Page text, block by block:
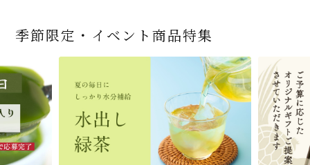
宇治抹茶だいふく 和
三盆仕立て 6個入
2,592 (税込)
お茶屋の京都 宇治抹
1,743 (税込)
宇治抹茶 濃チーズケ
ーキ 『抹茶まる』 1セ
ット6個入
3,240 (税込)
商品一覧はこちら
桜茶（さくら茶）28ｇ
（7人前後） ＊神奈川
県小田原市の八重桜
です
454 (税込)
『釜炒りむぎ茶』 10g
324 (税込)
緑茶ティーパック（セ
ンパックシリーズ） 5g
×50袋
864 (税込)
商品一覧はこちら
宇治抹茶そば3袋・そ
ばつゆ6袋（6人前）セ
ット 化粧箱（カート
ン/ギフトボックス）
3,032 (税込)
【送料込み】宇治抹茶
そば160ｇ×2袋（4人
前）＋特撰そばつゆ4
個（ポスト便）
2,028 (税込)
宇治抹茶そば２袋・そ
ばつゆ４袋（４人前）
竹かごセット
2,278 (税込)
商品一覧はこちら
老舗茶舗の宇治抹茶
かすていらと宇治冠煎
茶の詰合せ
4,112 (税込)
宇治抹茶焼き菓子詰
4,511 (税込)
老舗茶舗のひやひやス
イーツセット 3種6個
3,356 (税込)
商品一覧はこちら
茶道具 帛紗 ふくさ 無
地 正絹帛紗 7匁(もん
め) (朱・赤・紫) (ポス
ト便対応可)
4,730 (税込)
茶道具 扇子（せんす）
扇子 利休百首 白竹 6
1,716 (税込)
おとなのお稽古セット
女子用 裏千家 茶道具
16,500 (税込)
商品一覧はこちら
季節限定・イベント商品特集